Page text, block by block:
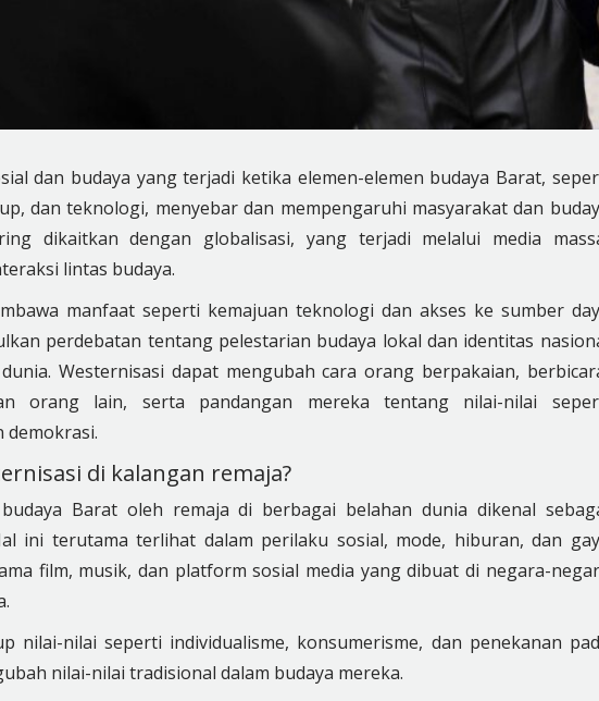
dan budaya yang terjadi ketika elemen-elemen budaya Barat,
dan teknologi, menyebar dan mempengaruhi masyarakat dan
dikaitkan dengan globalisasi, yang terjadi melalui media
lintas budaya.
manfaat seperti kemajuan teknologi dan akses ke sumber
perdebatan tentang pelestarian budaya lokal dan identitas
Westernisasi dapat mengubah cara orang berpakaian,
orang lain, serta pandangan mereka tentang nilai-nilai
demokrasi.
di kalangan remaja?
Barat oleh remaja di berbagai belahan dunia dikenal
ini terutama terlihat dalam perilaku sosial, mode, hiburan, dan
film, musik, dan platform sosial media yang dibuat di negara-
nilai-nilai seperti individualisme, konsumerisme, dan penekanan
nilai-nilai tradisional dalam budaya mereka.